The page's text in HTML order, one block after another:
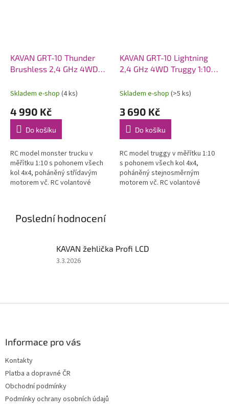
KAVAN GRT-10 Thunder
Brushless 2,4 GHz 4WD
Červený
Skladem e-shop (4 ks)
4 990 Kč
Do košíku
RC model monster trucku v
měřítku 1:10 s pohonem všech
kol 4x4, poháněný střídavým
motorem vč. RC volantové
KAVAN GRT-10 Lightning
2,4 GHz 4WD Truggy 1:10 -
Skladem e-shop (>5 ks)
3 690 Kč
Do košíku
RC model truggy v měřítku 1:10
s pohonem všech kol 4x4,
poháněný stejnosměrným
motorem vč. RC volantové
Poslední hodnocení
KAVAN žehlička Profi LCD
Hodnocení
3.3.2026
Informace pro vás
Kontakty
Platba a dopravné ČR
Obchodní podmínky
Podmínky ochrany osobních údajů